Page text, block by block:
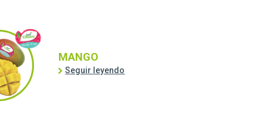
MANGO
Seguir leyendo